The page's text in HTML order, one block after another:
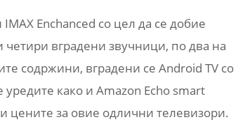
Enchanced со цел да се добие
вградени звучници, по два на
содржини, вградени се Android TV со
како и Amazon Echo smart
цените за овие одлични телевизори.